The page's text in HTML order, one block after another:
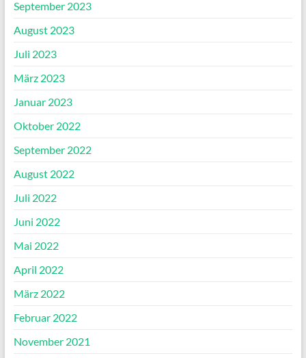
September 2023
August 2023
Juli 2023
März 2023
Januar 2023
Oktober 2022
September 2022
August 2022
Juli 2022
Juni 2022
Mai 2022
April 2022
März 2022
Februar 2022
November 2021